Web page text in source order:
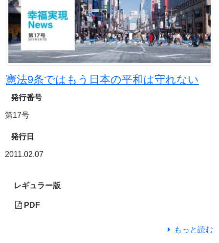
憲法9条ではもう日本の平和は守れない
発行番号
第17号
発行日
2011.02.07
レギュラー版
PDF
もっと読む